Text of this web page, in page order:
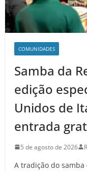
COMUNIDADES
Samba da
edição
Unidos de
entrada
5 de agosto de 2026
A tradição do